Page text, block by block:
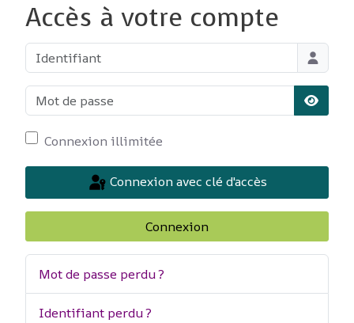
Accès à votre compte
Identifiant
Mot de passe
Connexion illimitée
Connexion avec clé d'accès
Connexion
Mot de passe perdu ?
Identifiant perdu ?